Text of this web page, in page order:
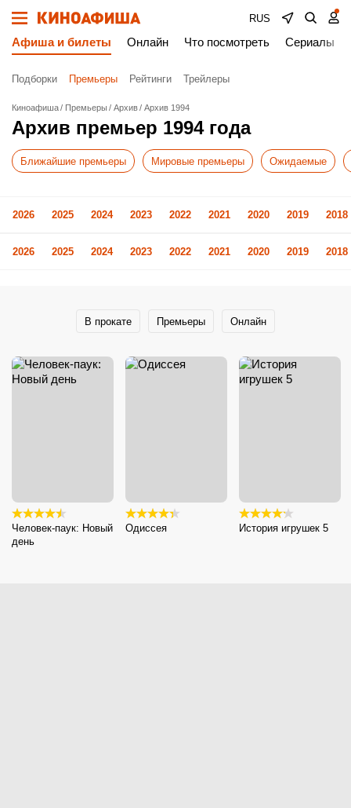
RUS
Афиша и билеты Онлайн Что посмотреть Сериалы
Подборки Премьеры Рейтинги Трейлеры
Киноафиша Премьеры Архив Архив 1994
Архив премьер 1994 года
Ближайшие премьеры Мировые премьеры Ожидаемые
2026 2025 2024 2023 2022 2021 2020 2019 2018
2026 2025 2024 2023 2022 2021 2020 2019 2018
В прокате Премьеры Онлайн
Человек-паук: Новый
день
Одиссея История игрушек 5